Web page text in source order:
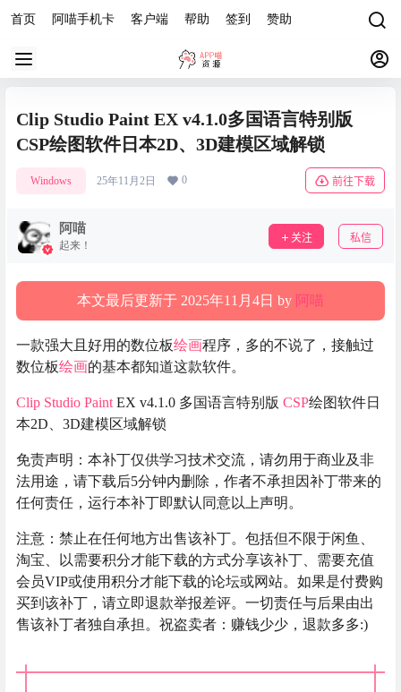
首页 阿喵手机卡 客户端 帮助 签到 赞助
Clip Studio Paint EX v4.1.0多国语言特别版
CSP绘图软件日本2D、3D建模区域解锁
Windows 25年11月2日 0 前往下载
阿喵
起来！
关注 私信
本文最后更新于 2025年11月4日 by 阿喵
一款强大且好用的数位板绘画程序，多的不说了，接触过
数位板绘画的基本都知道这款软件。
Clip Studio Paint EX v4.1.0 多国语言特别版 CSP绘图软件日
本2D、3D建模区域解锁
免责声明：本补丁仅供学习技术交流，请勿用于商业及非
法用途，请下载后5分钟内删除，作者不承担因补丁带来的
任何责任，运行本补丁即默认同意以上声明。
注意：禁止在任何地方出售该补丁。包括但不限于闲鱼、
淘宝、以需要积分才能下载的方式分享该补丁、需要充值
会员VIP或使用积分才能下载的论坛或网站。如果是付费购
买到该补丁，请立即退款举报差评。一切责任与后果由出
售该补丁者独自承担。祝盗卖者：赚钱少少，退款多多:)